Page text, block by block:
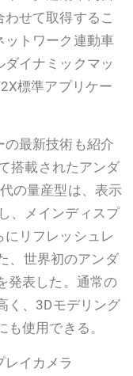
せて取得するこ
ットワーク連動車
イナミックマッ
標準アプリケー
最新技術も紹介
搭載されたアンダ
の量産型は、表示
、メインディスプ
リフレッシュレ
、世界初のアンダ
発表した。通常の
く、3Dモデリング
使用できる。
イカメラ